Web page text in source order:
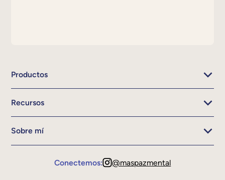
Productos
Recursos
Sobre mí
Conectemos: @maspazmental